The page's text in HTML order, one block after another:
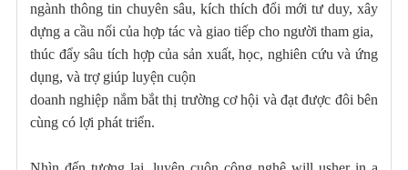
ngành thông tin chuyên sâu, kích thích đổi mới tư duy, xây
dựng a cầu nối của hợp tác và giao tiếp cho người tham gia,
thúc đẩy sâu tích hợp của sản xuất, học, nghiên cứu và ứng
dụng, và trợ giúp luyện cuộn
doanh nghiệp nắm bắt thị trường cơ hội và đạt được đôi bên
cùng có lợi phát triển.